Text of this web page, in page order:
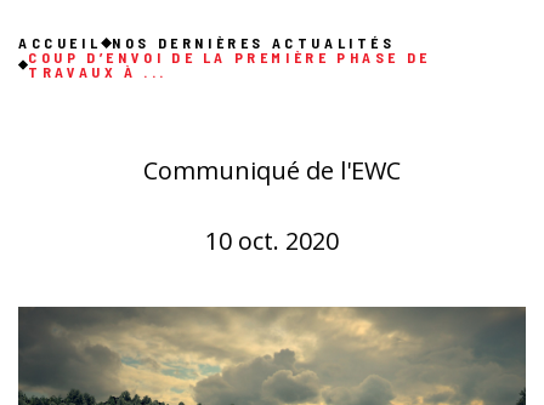
ACCUEIL
NOS DERNIÈRES ACTUALITÉS
COUP D’ENVOI DE LA PREMIÈRE PHASE DE
TRAVAUX À ...
Communiqué de l'EWC
10 oct. 2020